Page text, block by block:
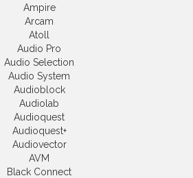
Ampire
Arcam
Atoll
Audio Pro
Audio Selection
Audio System
Audioblock
Audiolab
Audioquest
Audioquest+
Audiovector
AVM
Black Connect